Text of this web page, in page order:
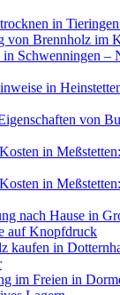
in
von Brennholz im
Schwenningen –
in
von
in
in
nach Hause in
auf Knopfdruck
kaufen in
im Freien in